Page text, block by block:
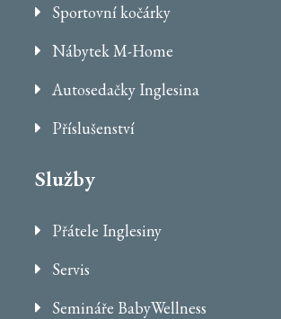
Sportovní kočárky
Nábytek M-Home
Autosedačky Inglesina
Příslušenství
Služby
Přátele Inglesiny
Servis
Semináře BabyWellness